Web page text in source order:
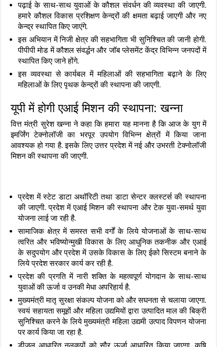
पढ़ाई के साथ-साथ युवाओं के कौशल संवर्धन की व्यवस्था की जाएगी.
हमारे कौशल विकास प्रशिक्षण केन्द्रों की क्षमता बढ़ाई जाएगी और नए
केन्द्र स्थापित किए जाएंगे.
इस अभियान में निजी क्षेत्र की सहभागिता भी सुनिश्चित की जानी होगी.
पीपीपी मोड में कौशल संवर्द्धन और जॉब प्‍लेसमेंट केंद्र विभिन्न जनपदों में
स्थापित किए जाने होंगे.
इस व्यवस्था से कार्यबल में महिलाओं की सहभागिता बढ़ाने के लिए
महिलाओं के लिए पृथक केन्द्रों की स्थापना की जाएगी.
यूपी में होगी एआई मिशन की स्थापना: खन्‍ना
वित्त मंत्री सुरेश खन्‍ना ने कहा कि हमारा यह मानना है कि आज के युग में
इमर्जिंग टेक्नोलॉजी का भरपूर उपयोग विभिन्न क्षेत्रों में किया जाना
आवश्यक हो गया है. इसके लिए उत्तर प्रदेश में नई और उभरती टेक्नोलॉजी
मिशन की स्थापना की जाएगी.
प्रदेश में स्टेट डाटा अथॉरिटी तथा डाटा सेन्टर क्लस्टर्स की स्थापना
की जाएगी. प्रदेश में एआई मिशन की स्थापना और टेक युवा-समर्थ युवा
योजना लाई जा रही है.
सामाजिक क्षेत्र में समस्त सभी वर्गों के लिये योजनाओं के साथ-साथ
त्वरित और भविष्योन्मुखी विकास के लिए आधुनिक तकनीक और एआई
के सदुपयोग और प्रदेश में उसके विकास के लिए ईको सिस्टम बनाने के
लिये प्रदेश सरकार कार्य कर रही है.
प्रदेश की प्रगति में नारी शक्ति के महत्वपूर्ण योगदान के साथ-साथ
युवाओं की ऊर्जा व उनकी मेधा अपरिहार्य है.
मुख्यमंत्री मातृ सुरक्षा संकल्प योजना को और सघनता से चलाया जाएगा.
स्वयं सहायता समूहों और महिला उद्यमियों द्वारा उत्पादित माल की बिक्री
सुनिश्चित करने के लिये मुख्यमंत्री महिला उद्यमी उत्पाद विपणन योजना
पर कार्य किया जा रहा है.